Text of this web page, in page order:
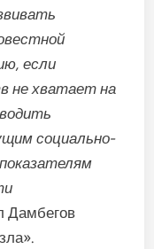
если
не хватает на
социально-
Дамбегов